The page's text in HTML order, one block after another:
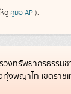
ดู คู่มือ API).
งทรัพยากรธรรมช
ทุ่งพญาไท เขตราช